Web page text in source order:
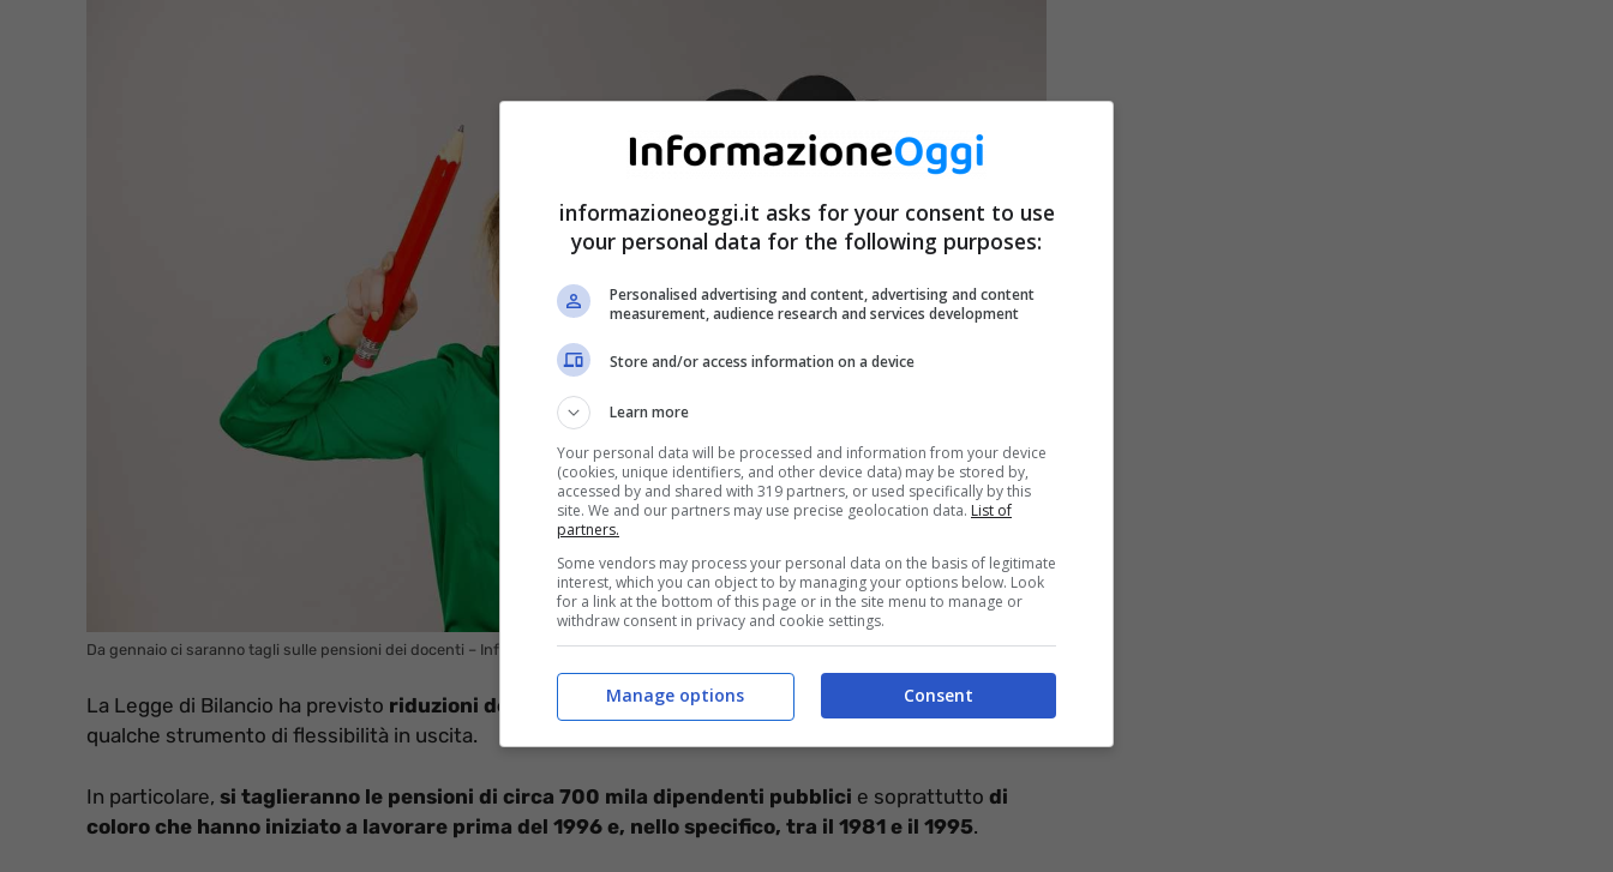
Da gennaio ci saranno tagli sulle pensioni dei docenti – InformazioneOggi.it
La Legge di Bilancio ha previsto riduzioni delle pensioni fino a 11 mila euro
, se si sceglie di aderire a
qualche strumento di flessibilità in uscita.
In particolare, si taglieranno le pensioni di circa 700 mila dipendenti pubblici e soprattutto di
coloro che hanno iniziato a lavorare prima del 1996 e, nello specifico, tra il 1981 e il 1995.
informazioneoggi.it asks for your consent to use
your personal data for the following purposes:
Personalised advertising and content, advertising and content
measurement, audience research and services development
Store and/or access information on a device
Learn more
Your personal data will be processed and information from your device
(cookies, unique identifiers, and other device data) may be stored by,
accessed by and shared with 319 partners, or used specifically by this
site. We and our partners may use precise geolocation data. List of
partners.
Some vendors may process your personal data on the basis of legitimate
interest, which you can object to by managing your options below. Look
for a link at the bottom of this page or in the site menu to manage or
withdraw consent in privacy and cookie settings.
Consent
Manage options